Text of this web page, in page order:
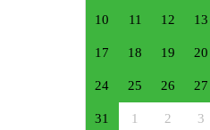
10 11 12 13
17 18 19 20
24 25 26 27
31 1 2 3